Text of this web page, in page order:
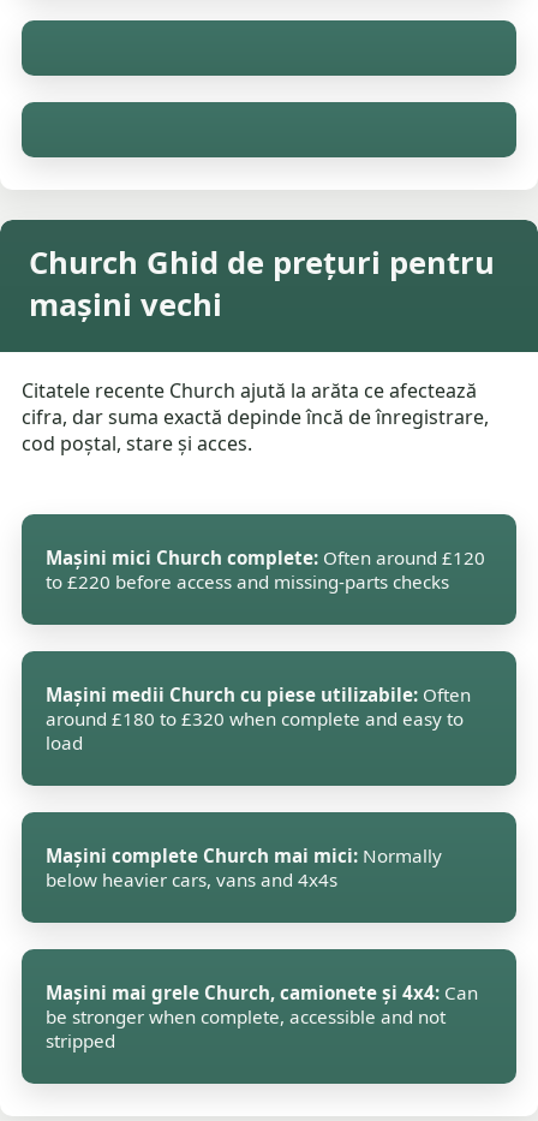
Church Ghid de prețuri pentru
mașini vechi
Citatele recente Church ajută la arăta ce afectează
cifra, dar suma exactă depinde încă de înregistrare,
cod poștal, stare și acces.
Mașini mici Church complete: Often around £120
to £220 before access and missing-parts checks
Mașini medii Church cu piese utilizabile: Often
around £180 to £320 when complete and easy to
load
Mașini complete Church mai mici: Normally
below heavier cars, vans and 4x4s
Mașini mai grele Church, camionete și 4x4: Can
be stronger when complete, accessible and not
stripped